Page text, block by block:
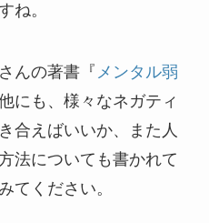
ね。
んの著書『 メンタル弱
にも、様々なネガティ
合えばいいか、また人
法についても書かれて
てください。